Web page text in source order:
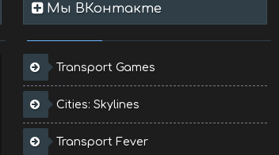
Мы ВКонтакте
Transport Games
Cities: Skylines
Transport Fever